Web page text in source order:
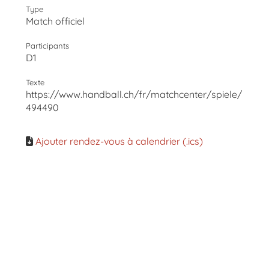
Type
Match officiel
Participants
D1
Texte
https://www.handball.ch/fr/matchcenter/spiele/
494490
Ajouter rendez-vous à calendrier (.ics)